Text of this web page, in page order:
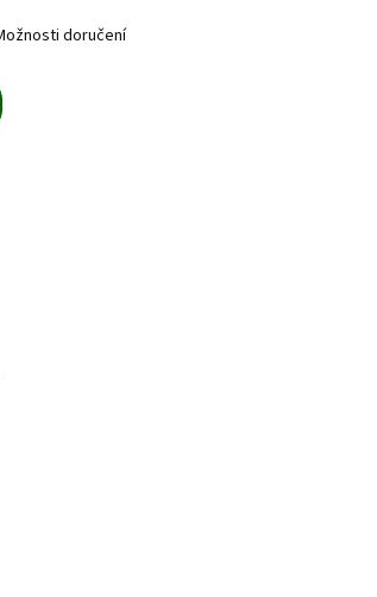
doručení